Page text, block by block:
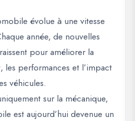
évolue à une vitesse
année, de nouvelles
pour améliorer la
performances et l’impact
véhicules.
sur la mécanique,
est aujourd’hui devenue un